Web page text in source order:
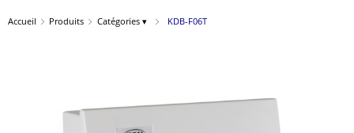
Accueil Produits Catégories ▾ KDB-F06T